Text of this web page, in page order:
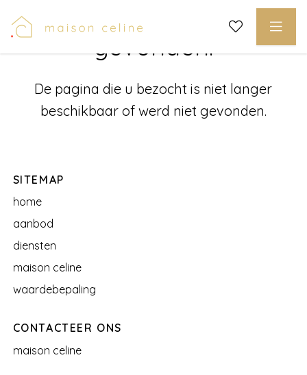
Pagina werd niet
gevonden.
De pagina die u bezocht is niet langer
beschikbaar of werd niet gevonden.
SITEMAP
home
aanbod
diensten
maison celine
waardebepaling
CONTACTEER ONS
maison celine